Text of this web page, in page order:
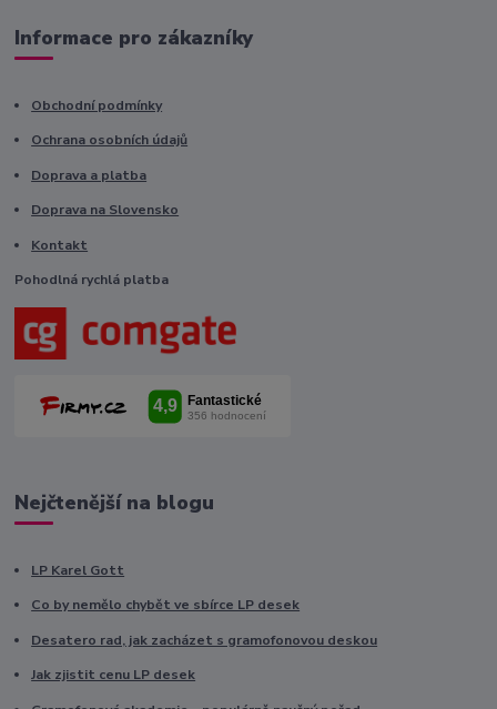
Informace pro zákazníky
Obchodní podmínky
Ochrana osobních údajů
Doprava a platba
Doprava na Slovensko
Kontakt
Pohodlná rychlá platba
Nejčtenější na blogu
LP Karel Gott
Co by nemělo chybět ve sbírce LP desek
Desatero rad, jak zacházet s gramofonovou deskou
Jak zjistit cenu LP desek